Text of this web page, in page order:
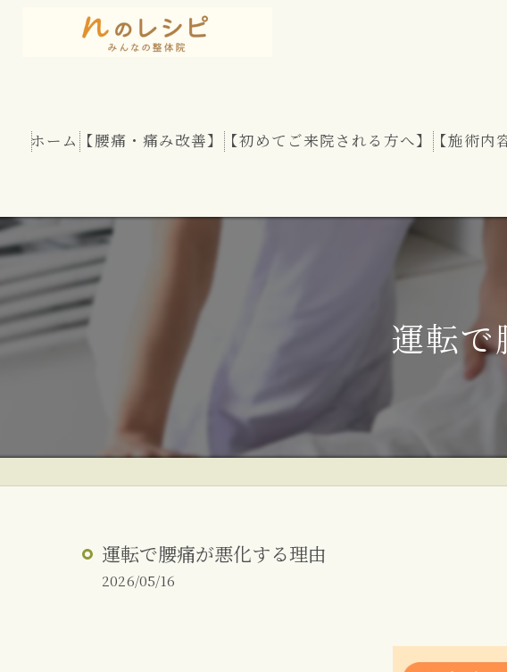
ホーム 【腰痛・痛み改善】
股関節痛
腰部脊柱管狭窄症
腰のヘルニア（椎間板ヘルニア）
反り腰・姿勢改善
【初めてご来院される方へ】 【施術内
運転
運転で腰痛が悪化する理由
2026/05/16